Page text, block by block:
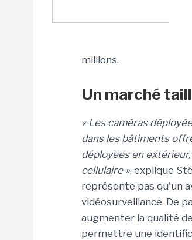
millions.
Un marché
« Les caméras
dans les bâtiments
déployées en
cellulaire », explique
représente pas qu'un
vidéosurveillance. De
augmenter la qualité
permettre une